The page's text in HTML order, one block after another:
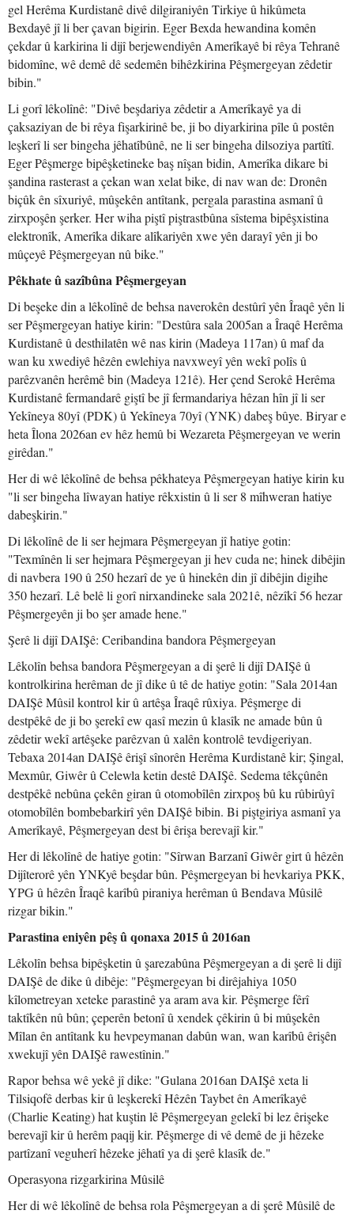
gel Herêma Kurdistanê divê dilgiraniyên Tirkiye û hikûmeta
Bexdayê jî li ber çavan bigirin. Eger Bexda hewandina komên
çekdar û karkirina li dijî berjewendiyên Amerîkayê bi rêya Tehranê
bidomîne, wê demê dê sedemên bihêzkirina Pêşmergeyan zêdetir
bibin."
Li gorî lêkolînê: "Divê beşdariya zêdetir a Amerîkayê ya di
çaksaziyan de bi rêya fişarkirinê be, ji bo diyarkirina pîle û postên
leşkerî li ser bingeha jêhatîbûnê, ne li ser bingeha dilsoziya partîtî.
Eger Pêşmerge bipêşketineke baş nîşan bidin, Amerîka dikare bi
şandina rasterast a çekan wan xelat bike, di nav wan de: Dronên
biçûk ên sîxuriyê, mûşekên antîtank, pergala parastina asmanî û
zirxpoşên şerker. Her wiha piştî piştrastbûna sîstema bipêşxistina
elektronîk, Amerîka dikare alîkariyên xwe yên darayî yên ji bo
mûçeyê Pêşmergeyan nû bike."
Pêkhate û sazîbûna Pêşmergeyan
Di beşeke din a lêkolînê de behsa naverokên destûrî yên Îraqê yên li
ser Pêşmergeyan hatiye kirin: "Destûra sala 2005an a Îraqê Herêma
Kurdistanê û desthilatên wê nas kirin (Madeya 117an) û maf da
wan ku xwediyê hêzên ewlehiya navxweyî yên wekî polîs û
parêzvanên herêmê bin (Madeya 121ê). Her çend Serokê Herêma
Kurdistanê fermandarê giştî be jî fermandariya hêzan hîn jî li ser
Yekîneya 80yî (PDK) û Yekîneya 70yî (YNK) dabeş bûye. Biryar e
heta Îlona 2026an ev hêz hemû bi Wezareta Pêşmergeyan ve werin
girêdan."
Her di wê lêkolînê de behsa pêkhateya Pêşmergeyan hatiye kirin ku
"li ser bingeha lîwayan hatiye rêkxistin û li ser 8 mîhweran hatiye
dabeşkirin."
Di lêkolînê de li ser hejmara Pêşmergeyan jî hatiye gotin:
"Texmînên li ser hejmara Pêşmergeyan ji hev cuda ne; hinek dibêjin
di navbera 190 û 250 hezarî de ye û hinekên din jî dibêjin digihe
350 hezarî. Lê belê li gorî nirxandineke sala 2021ê, nêzîkî 56 hezar
Pêşmergeyên ji bo şer amade hene."
Şerê li dijî DAIŞê: Ceribandina bandora Pêşmergeyan
Lêkolîn behsa bandora Pêşmergeyan a di şerê li dijî DAIŞê û
kontrolkirina herêman de jî dike û tê de hatiye gotin: "Sala 2014an
DAIŞê Mûsil kontrol kir û artêşa Îraqê rûxiya. Pêşmerge di
destpêkê de ji bo şerekî ew qasî mezin û klasîk ne amade bûn û
zêdetir wekî artêşeke parêzvan û xalên kontrolê tevdigeriyan.
Tebaxa 2014an DAIŞê êrişî sînorên Herêma Kurdistanê kir; Şingal,
Mexmûr, Giwêr û Celewla ketin destê DAIŞê. Sedema têkçûnên
destpêkê nebûna çekên giran û otomobîlên zirxpoş bû ku rûbirûyî
otomobîlên bombebarkirî yên DAIŞê bibin. Bi piştgiriya asmanî ya
Amerîkayê, Pêşmergeyan dest bi êrişa berevajî kir."
Her di lêkolînê de hatiye gotin: "Sîrwan Barzanî Giwêr girt û hêzên
Dijîterorê yên YNKyê beşdar bûn. Pêşmergeyan bi hevkariya PKK,
YPG û hêzên Îraqê karîbû piraniya herêman û Bendava Mûsilê
rizgar bikin."
Parastina eniyên pêş û qonaxa 2015 û 2016an
Lêkolîn behsa bipêşketin û şarezabûna Pêşmergeyan a di şerê li dijî
DAIŞê de dike û dibêje: "Pêşmergeyan bi dirêjahiya 1050
kîlometreyan xeteke parastinê ya aram ava kir. Pêşmerge fêrî
taktîkên nû bûn; çeperên betonî û xendek çêkirin û bi mûşekên
Mîlan ên antîtank ku hevpeymanan dabûn wan, wan karîbû êrişên
xwekujî yên DAIŞê rawestînin."
Rapor behsa wê yekê jî dike: "Gulana 2016an DAIŞê xeta li
Tilsiqofê derbas kir û leşkerekî Hêzên Taybet ên Amerîkayê
(Charlie Keating) hat kuştin lê Pêşmergeyan gelekî bi lez êrişeke
berevajî kir û herêm paqij kir. Pêşmerge di vê demê de ji hêzeke
partîzanî veguherî hêzeke jêhatî ya di şerê klasîk de."
Operasyona rizgarkirina Mûsilê
Her di wê lêkolînê de behsa rola Pêşmergeyan a di şerê Mûsilê de